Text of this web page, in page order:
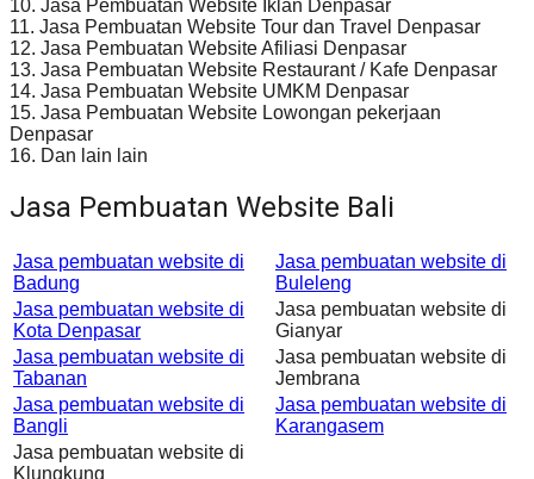
10. Jasa Pembuatan Website Iklan Denpasar
11. Jasa Pembuatan Website Tour dan Travel Denpasar
12. Jasa Pembuatan Website Afiliasi Denpasar
13. Jasa Pembuatan Website Restaurant / Kafe Denpasar
14. Jasa Pembuatan Website UMKM Denpasar
15. Jasa Pembuatan Website Lowongan pekerjaan
Denpasar
16. Dan lain lain
Jasa Pembuatan Website Bali
Jasa pembuatan website di
Badung
Jasa pembuatan website di
Buleleng
Jasa pembuatan website di
Kota Denpasar
Jasa pembuatan website di
Gianyar
Jasa pembuatan website di
Tabanan
Jasa pembuatan website di
Jembrana
Jasa pembuatan website di
Bangli
Jasa pembuatan website di
Karangasem
Jasa pembuatan website di
Klungkung